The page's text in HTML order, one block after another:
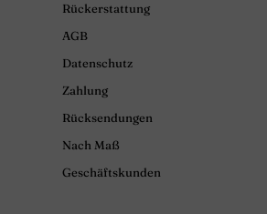
Rückerstattung
AGB
Datenschutz
Zahlung
Rücksendungen
Nach Maß
Geschäftskunden